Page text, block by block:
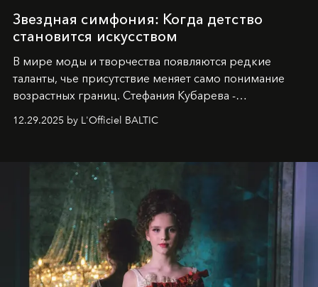
Звездная симфония: Когда детство
становится искусством
В мире моды и творчества появляются редкие
таланты, чье присутствие меняет само понимание
возрастных границ. Стефания Кубарева -
харизмы, чье имя уже украшает обложки
2025
и LUXIA June 2025, представляет собой
уникальное явление современной культуры.
12.29.2025 by L'Officiel BALTIC